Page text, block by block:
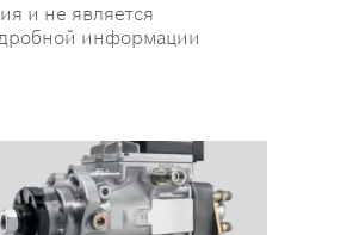
и не является
информации